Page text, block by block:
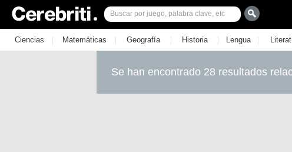
Ciencias | Matemáticas | Geografía | Historia | Lengua |
Se han encontrado 28 resultados